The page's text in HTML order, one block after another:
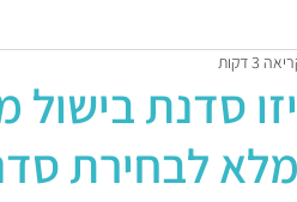
לפי גילאים
סדנת
לבחירת
3 דקות